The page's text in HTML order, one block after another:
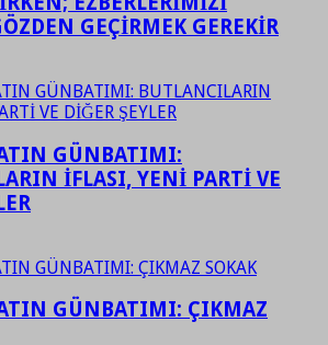
GEÇİRMEK GEREKİR
GÜNBATIMI:
İFLASI, YENİ PARTİ VE
GÜNBATIMI: ÇIKMAZ